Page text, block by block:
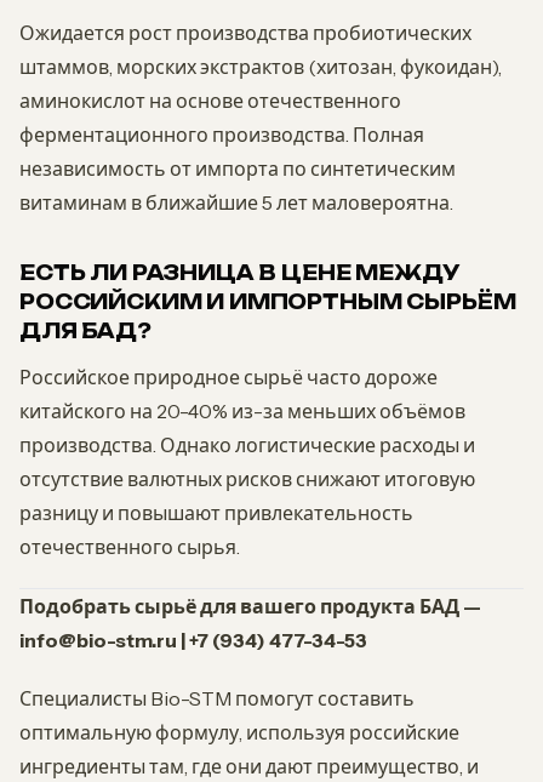
Ожидается рост производства пробиотических
штаммов, морских экстрактов (хитозан, фукоидан),
аминокислот на основе отечественного
ферментационного производства. Полная
независимость от импорта по синтетическим
витаминам в ближайшие 5 лет маловероятна.
ЕСТЬ ЛИ РАЗНИЦА В ЦЕНЕ МЕЖДУ
РОССИЙСКИМ И ИМПОРТНЫМ СЫРЬЁМ
ДЛЯ БАД?
Российское природное сырьё часто дороже
китайского на 20-40% из-за меньших объёмов
производства. Однако логистические расходы и
отсутствие валютных рисков снижают итоговую
разницу и повышают привлекательность
отечественного сырья.
Подобрать сырьё для вашего продукта БАД —
info@bio-stm.ru | +7 (934) 477-34-53
Специалисты Bio-STM помогут составить
оптимальную формулу, используя российские
ингредиенты там, где они дают преимущество, и